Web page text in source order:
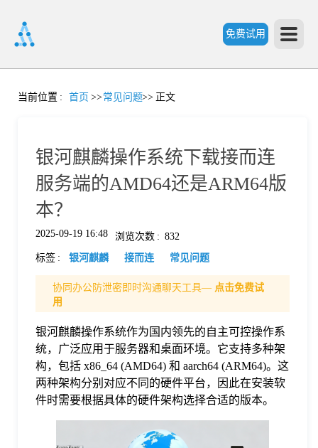
免费试用
首
价
格
当前位置 : 首页 >>常见问题>> 正文
银河麒麟操作系统下载接而连
服务端的AMD64还是ARM64版
本？
2025-09-19 16:48 浏览次数 : 832
标签 : 银河麒麟 接而连 常见问题
协同办公防泄密即时沟通聊天工具— 点击免费试
用
银河麒麟操作系统作为国内领先的自主可控操作系
统，广泛应用于服务器和桌面环境。它支持多种架
构，包括 x86_64 (AMD64) 和 aarch64 (ARM64)。这
两种架构分别对应不同的硬件平台，因此在安装软
件时需要根据具体的硬件架构选择合适的版本。